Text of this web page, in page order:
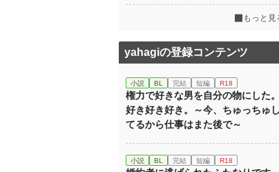
もっと見
yahagiの登録コンテンツ
小説 BL 完結 短編 R18
権力で好きな男を自分の物にした。
好き好き好き。～今、ちゅっちゅし
てるから仕事はまた後で～
小説 BL 完結 短編 R18